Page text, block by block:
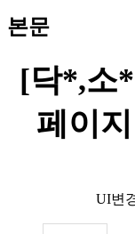
본문
[닥*,소
페이
UI변